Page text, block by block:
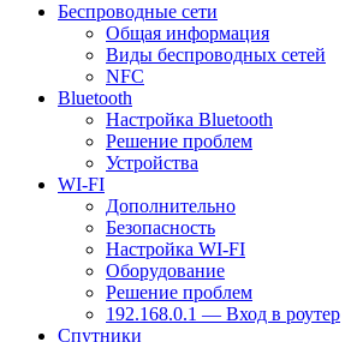
Беспроводные сети
Общая информация
Виды беспроводных сетей
NFC
Bluetooth
Настройка Bluetooth
Решение проблем
Устройства
WI-FI
Дополнительно
Безопасность
Настройка WI-FI
Оборудование
Решение проблем
192.168.0.1 — Вход в роутер
Спутники